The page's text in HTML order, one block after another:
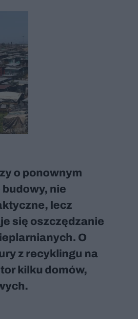
o ponownym
nie
lecz
się oszczędzanie
O
z recyklingu na
kilku domów,